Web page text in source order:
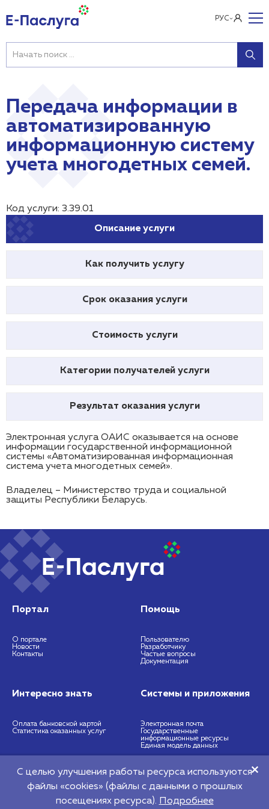
РУС
Передача информации в
автоматизированную
информационную систему
учета многодетных семей.
Код услуги: 3.39.01
Описание услуги
Как получить услугу
Срок оказания услуги
Стоимость услуги
Категории получателей услуги
Результат оказания услуги
Электронная услуга ОАИС оказывается на основе
информации государственной информационной
системы «Автоматизированная информационная
система учета многодетных семей».
Владелец – Министерство труда и социальной
защиты Республики Беларусь.
Портал
О портале
Новости
Контакты
Помощь
Пользователю
Разработчику
Частые вопросы
Документация
Интересно знать
Оплата банковской картой
Статистика оказанных услуг
Системы и приложения
Электронная почта
Государственные
информационные ресурсы
Единая модель данных
©2026 Республиканское унитарное предприятие "Национальный центр
электронных услуг" 220140, г. Минск, Притыцкого, 64
https://nces.by
С целью улучшения работы ресурса используются
файлы «cookies» (файлы с данными о прошлых
посещениях ресурса). Подробнее​